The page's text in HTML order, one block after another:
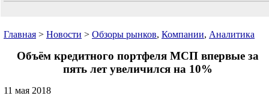
Главная > Новости > Обзоры рынков, Компании, Аналитика
Объём кредитного портфеля МСП впервые за
пять лет увеличился на 10%
11 мая 2018